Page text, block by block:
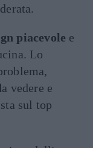
piacevole e
Lo
vedere e
sul top